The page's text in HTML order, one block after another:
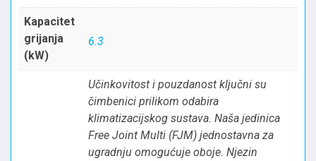
Kapacitet
grijanja
(kW)
6.3
Učinkovitost i pouzdanost ključni su
čimbenici prilikom odabira
klimatizacijskog sustava. Naša jedinica
Free Joint Multi (FJM) jednostavna za
ugradnju omogućuje oboje. Njezin